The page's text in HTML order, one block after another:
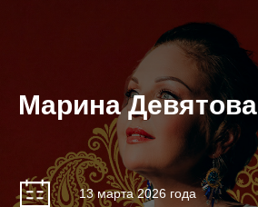
Марина Девятова
13 марта 2026 года